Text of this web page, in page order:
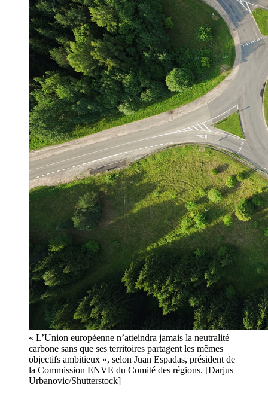
« L’Union européenne n’atteindra jamais la neutralité
carbone sans que ses territoires partagent les mêmes
objectifs ambitieux », selon Juan Espadas, président de
la Commission ENVE du Comité des régions. [Darjus
Urbanovic/Shutterstock]